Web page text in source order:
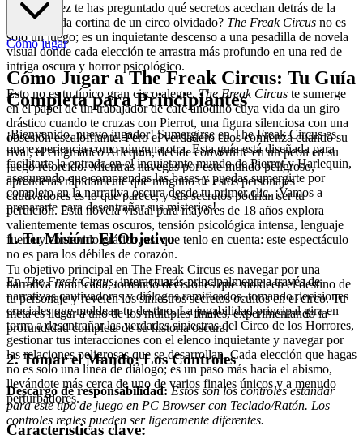
¿Alguna vez te has preguntado qué secretos acechan detrás de la
deshilachada cortina de un circo olvidado? The Freak Circus no es
solo un juego; es un inquietante descenso a una pesadilla de novela
visual donde cada elección te arrastra más profundo en una red de
intriga oscura y horror psicológico.
Esto no es tu típico gran circo alegre. The Freak Circus te sumerge
en el papel de un trabajador de café anodino cuya vida da un giro
drástico cuando te cruzas con Pierrot, una figura silenciosa con una
obsesión escalofriante. Pero el verdadero caos comienza cuando su
rival, el enigmático Arlequín, decide convertirte en un peón en su
juego retorcido. Mientras navegas por este mundo peligroso,
aprenderás rápidamente que ninguno de estos personajes
cautivadores es lo que parece, y sus secretos podrían ser tu
perdición. Esta novela visual para mayores de 18 años explora
valientemente temas oscuros, tensión psicológica intensa, lenguaje
fuerte y contenido gráfico, así que tenlo en cuenta: este espectáculo
no es para los débiles de corazón.
EnThe Freak Circus, interactuarás principalmente a través de
narrativas cautivadoras y diálogos ramificados, tomando decisiones
cruciales que moldean tu destino. La jugabilidad principal gira en
torno a desentrañar las verdades siniestras del Circo de los Horrores,
gestionar tus interacciones con el elenco inquietante y navegar por
las relaciones peligrosas que se desarrollan. Cada elección que hagas
no es solo una línea de diálogo; es un paso más hacia el abismo,
llevándote más cerca de uno de varios finales únicos y a menudo
perturbadores.
Características clave:
Cómo jugar
Cómo Jugar a The Freak Circus: Tu Guía
Completa para Principiantes
¡Bienvenido, nuevo jugador! Sumergirse en The Freak Circus es
una experiencia como ninguna otra. Esta guía está diseñada para
facilitarte la entrada en el inquietante mundo de Pierrot y Harlequin,
asegurando que comprendas las bases y puedas sumergirte por
completo en la narrativa oscura desde tu primer clic. ¡Vamos a
prepararte para desentrañar sus misterios!
1. Tu Misión: El Objetivo
Tu objetivo principal en The Freak Circus es navegar por una
narrativa ramificada, tomando decisiones que moldeen el destino de
tu personaje y revelen los siniestros secretos ocultos en el circo. Tu
meta es llegar a uno de los múltiples finales, experimentando la
profundidad completa de su historia oscura.
2. Tomar el Mando: Los Controles
Descargo de responsabilidad: Estos son los controles estándar
para este tipo de juego en PC Browser con Teclado/Ratón. Los
controles reales pueden ser ligeramente diferentes.